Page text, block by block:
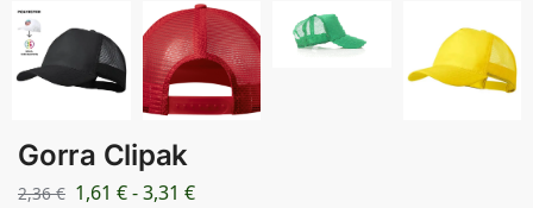
Gorra Clipak
2,36€ 1,61 €-3,31 €